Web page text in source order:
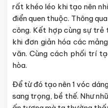
rất khéo léo khi tạo nên
điển quen thuộc. Thông
công. Kết hợp cùng sự trẻ
khi đơn giản hóa các
văn. Cùng cách phối trí
hòa.
Để từ đó tạo nên 1 vóc
sang trọng, bề thế. Như